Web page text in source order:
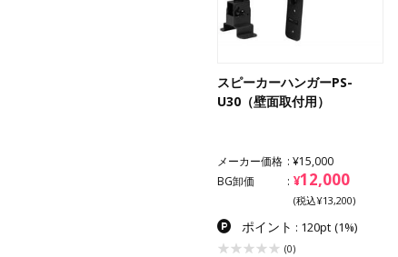
スピーカーハンガーPS-
U30（壁面取付用）
メーカー価格
¥15,000
BG卸価
¥12,000
(税込¥13,200)
ポイント : 120pt (1%)
(0)